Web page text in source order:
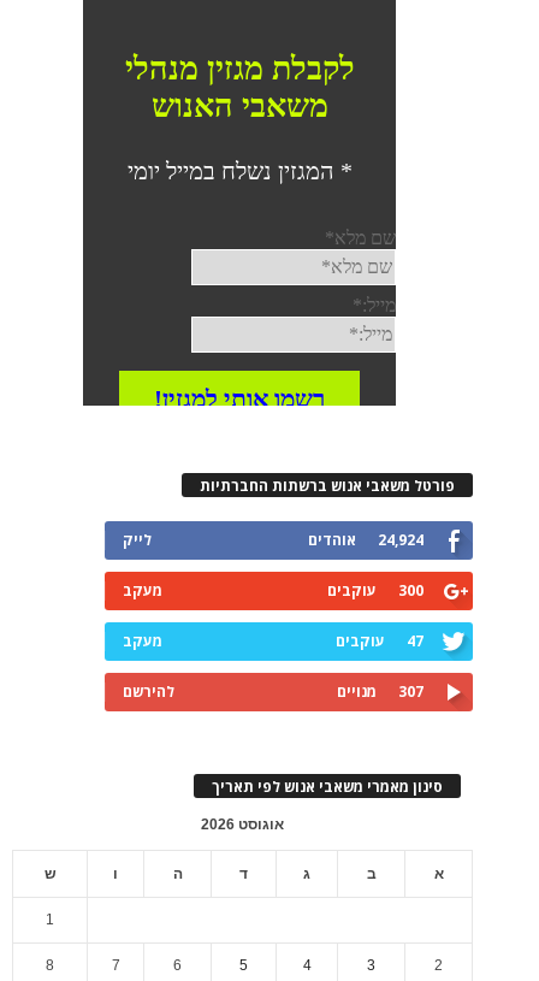
פורטל משאבי אנוש ברשתות החברתיות
24,924 אוהדים לייק
300 עוקבים מעקב
47 עוקבים מעקב
307 מנויים להירשם
סינון מאמרי משאבי אנוש לפי תאריך
אוגוסט 2026
א ב ג ד ה ו ש
1
2
3
4
5
6
7
8